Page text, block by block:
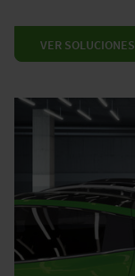
VER SOLUCIONES